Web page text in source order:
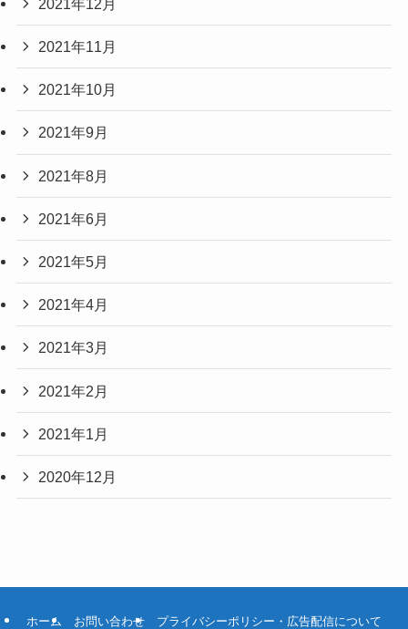
2021年12月
2021年11月
2021年10月
2021年9月
2021年8月
2021年6月
2021年5月
2021年4月
2021年3月
2021年2月
2021年1月
2020年12月
ホーム お問い合わせ プライバシーポリシー・広告配信について